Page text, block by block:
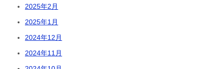
2025年2月
2025年1月
2024年12月
2024年11月